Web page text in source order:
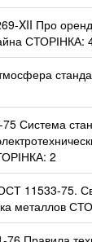
XII Про
СТОРІНКА:
Система
2
11533-75.
металлов